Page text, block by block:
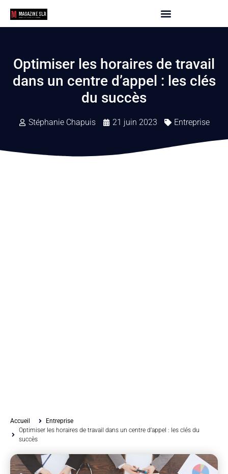
Optimiser les horaires de travail
dans un centre d’appel : les clés
du succès
Stéphanie Chapuis 21 juin 2023 Entreprise
Accueil
Entreprise
Optimiser les horaires de travail dans un centre d’appel : les clés du
succès